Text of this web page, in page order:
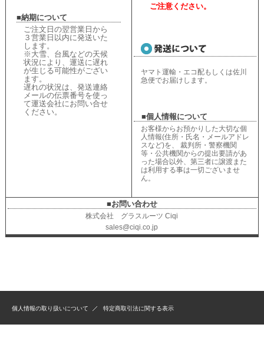
■納期について
ご注文日の翌営業日から
３営業日以内に発送いた
します。
※大雪、台風などの天候
状況により、 運送に遅れ
が生じる可能性がござい
ます。
遅れの状況は、 発送連絡
メールの伝票番号を使っ
て運送会社にお問い合せ
ください。
ご注意ください。
ヤマト運輸・エコ配もしくは佐川
急便でお届けします。
■個人情報について
お客様からお預かりした大切な個
人情報(住所・氏名・メールアドレ
スなど)を、 裁判所・警察機関
等・公共機関からの提出要請があ
った場合以外、第三者に譲渡また
は利用する事は一切ございませ
ん。
■お問い合わせ
株式会社 グラスルーツ Ciqi
sales@ciqi.co.jp
個人情報の取り扱いについて 特定商取引法に関する表示